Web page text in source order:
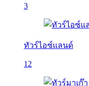
3
ทัวร์ไอซ์แลนด์
12